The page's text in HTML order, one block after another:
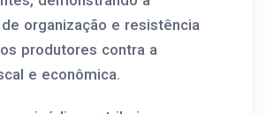
organização e resistência
produtores contra a
e econômica.